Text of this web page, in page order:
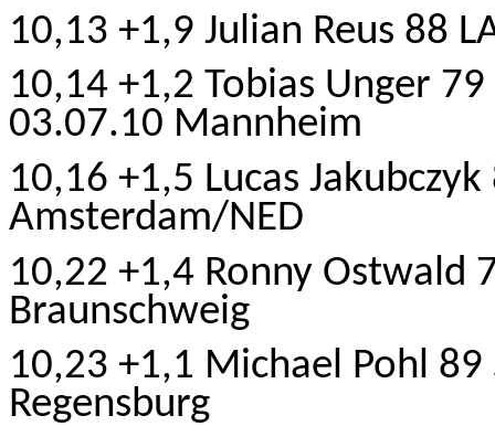
10,13 +1,9 Julian Reus 88
10,14 +1,2 Tobias Unger
03.07.10 Mannheim
10,16 +1,5 Lucas
Amsterdam/NED
10,22 +1,4 Ronny Ostwald
Braunschweig
10,23 +1,1 Michael Pohl
Regensburg